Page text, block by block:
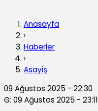
Anasayfa
›
Haberler
›
Asayiş
09 Ağustos 2025 - 22:30
G: 09 Ağustos 2025 - 23:11